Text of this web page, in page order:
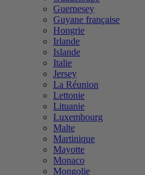
Guernesey
Guyane française
Hongrie
Irlande
Islande
Italie
Jersey
La Réunion
Lettonie
Lituanie
Luxembourg
Malte
Martinique
Mayotte
Monaco
Mongolie